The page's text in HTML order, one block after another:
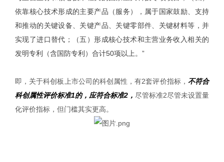
依靠核心技术形成的主要产品（服务），属于国家鼓励、支持
和推动的关键设备、关键产品、关键零部件、关键材料等，并
实现了进口替代；（五）形成核心技术和主营业务收入相关的
发明专利（含国防专利）合计50项以上。”
即，关于科创板上市公司的科创属性，有2套评价指标， 不符合
科创属性评价标准1的，应符合标准2， 尽管标准2尽管未设置量
化评价指标，但门槛其实更高。